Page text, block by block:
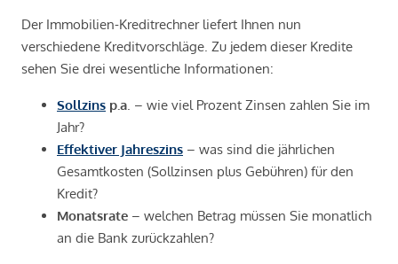
Der Immobilien-Kreditrechner liefert Ihnen nun
verschiedene Kreditvorschläge. Zu jedem dieser Kredite
sehen Sie drei wesentliche Informationen:
Sollzins p.a . – wie viel Prozent Zinsen zahlen Sie im
Jahr?
Effektiver Jahreszins – was sind die jährlichen
Gesamtkosten (Sollzinsen plus Gebühren) für den
Kredit?
Monatsrate – welchen Betrag müssen Sie monatlich
an die Bank zurückzahlen?